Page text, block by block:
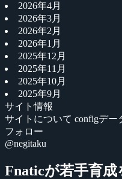
2026年4月
2026年3月
2026年2月
2026年1月
2025年12月
2025年11月
2025年10月
2025年9月
サイト情報
サイトについて configデー
フォロー
@negitaku
Fnaticが若手育